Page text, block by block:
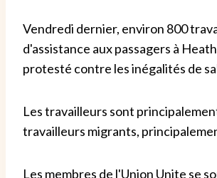
Vendredi dernier, environ 800
d'assistance aux passagers à
protesté contre les inégalités de
Les travailleurs sont
travailleurs migrants,
Les membres de l'Union Unite se